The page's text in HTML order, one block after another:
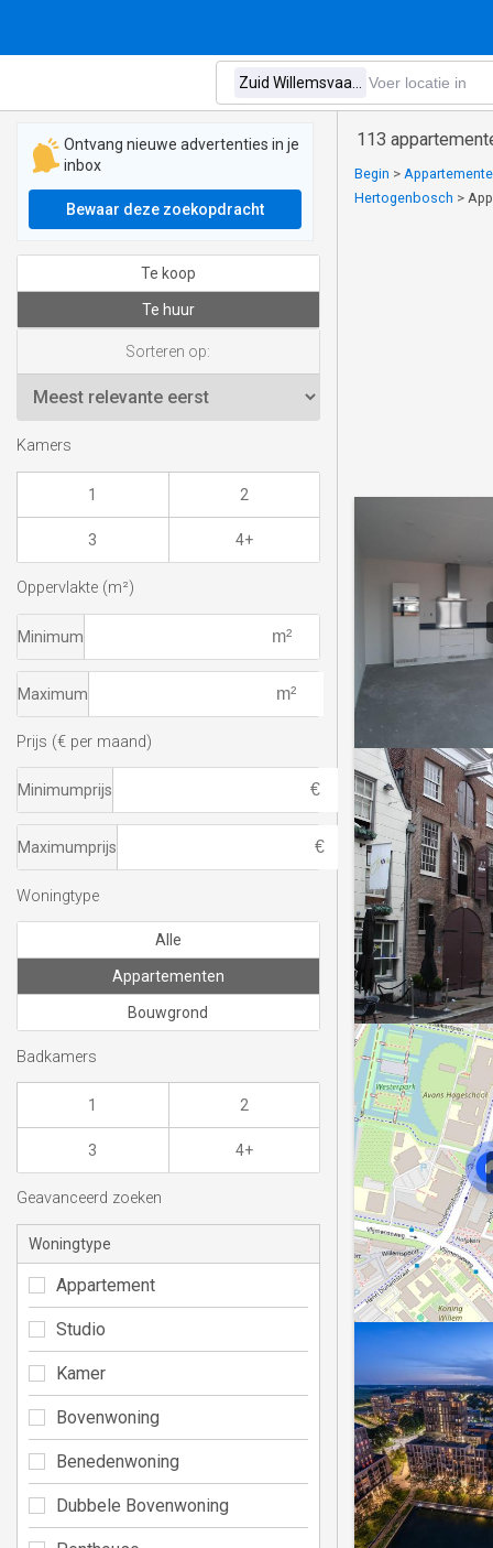
113
Begin >
Hertogenbosch >
Ontvang nieuwe advertenties in je
inbox
Bewaar deze zoekopdracht
Te koop
Te huur
Sorteren op:
Kamers
1 2
3 4+
Oppervlakte (m²)
Minimum
Maximum
Prijs (€ per maand)
Minimumprijs
Maximumprijs
Woningtype
Alle
Appartementen
Bouwgrond
Badkamers
1 2
3 4+
Geavanceerd zoeken
Woningtype
Appartement
Studio
Kamer
Bovenwoning
Benedenwoning
Dubbele Bovenwoning